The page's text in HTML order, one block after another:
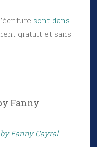
sont dans
gratuit et sans
Fanny
Fanny Gayral